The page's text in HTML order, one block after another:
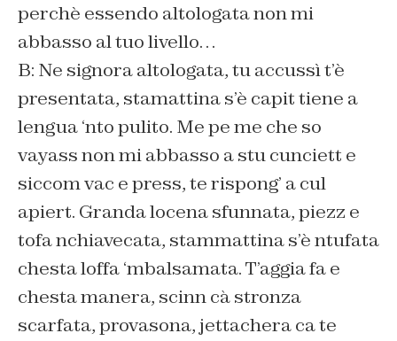
perchè essendo altologata non mi
abbasso al tuo livello…
B: Ne signora altologata, tu accussì t’è
presentata, stamattina s’è capit tiene a
lengua ‘nto pulito. Me pe me che so
vayass non mi abbasso a stu cunciett e
siccom vac e press, te rispong’ a cul
apiert. Granda locena sfunnata, piezz e
tofa nchiavecata, stammattina s’è ntufata
chesta loffa ‘mbalsamata. T’aggia fa e
chesta manera, scinn cà stronza
scarfata, provasona, jettachera ca te